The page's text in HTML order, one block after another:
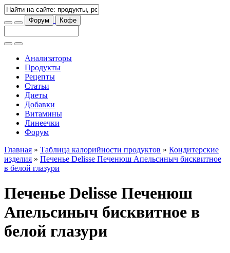
Форум Кофе
Анализаторы
Продукты
Рецепты
Статьи
Диеты
Добавки
Витамины
Линеечки
Форум
Главная » Таблица калорийности продуктов » Кондитерские
изделия » Печенье Delisse Печенюш Апельсиныч бисквитное
в белой глазури
Печенье Delisse Печенюш
Апельсиныч бисквитное в
белой глазури